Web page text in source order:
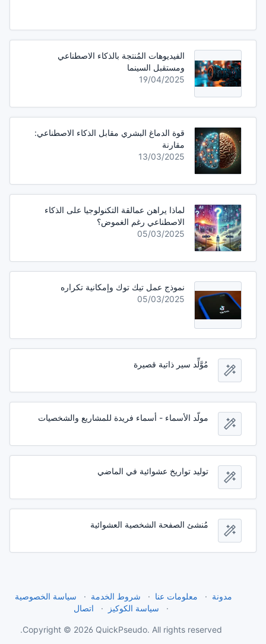
الفيديوهات المُنتجة بالذكاء الاصطناعي
ومستقبل السينما
19/04/2025
قوة الدماغ البشري مقابل الذكاء الاصطناعي:
مقارنة
13/03/2025
لماذا يراهن عمالقة التكنولوجيا على الذكاء
الاصطناعي رغم الغموض؟
05/03/2025
نموذج عمل تيك توك وإمكانية تكراره
05/03/2025
مُوَّلِّد سير ذاتية قصيرة
مولّد الأسماء - أسماء فريدة للمشاريع والشخصيات
توليد تواريخ عشوائية في الماضي
مُنشئ الصفحة الشخصية العشوائية
مدونة معلومات عنا شروط الخدمة
سياسة الخصوصية
سياسة الكوكيز
اتصال
Copyright © 2026 QuickPseudo. All rights reserved.